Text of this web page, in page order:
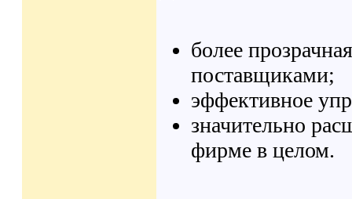
более
поставщиками;
эффективное
значительно
фирме в целом.